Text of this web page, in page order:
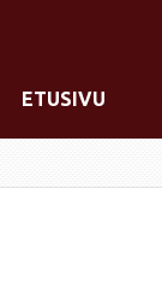
ETUSIVU